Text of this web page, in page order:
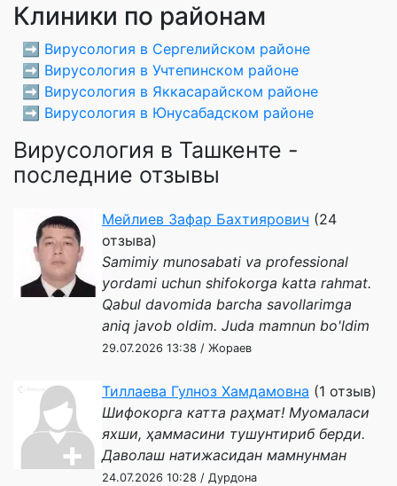
Клиники по районам
➡️ Вирусология в Сергелийском районе
➡️ Вирусология в Учтепинском районе
➡️ Вирусология в Яккасарайском районе
➡️ Вирусология в Юнусабадском районе
Вирусология в Ташкенте -
последние отзывы
Мейлиев Зафар Бахтиярович (24
отзыва)
Samimiy munosabati va professional
yordami uchun shifokorga katta rahmat.
Qabul davomida barcha savollarimga
aniq javob oldim. Juda mamnun bo'ldim
29.07.2026 13:38 / Жораев
Тиллаева Гулноз Хамдамовна (1 отзыв)
Шифокорга катта раҳмат! Муомаласи
яхши, ҳаммасини тушунтириб берди.
Даволаш натижасидан мамнунман
24.07.2026 10:28 / Дурдона